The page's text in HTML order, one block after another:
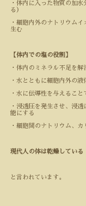
・体内に入った物質の加
る）
・細胞内外のナトリウム
生む
【体内での塩の役割】
・体内のミネラル不足を解
・水とともに細胞内外の液
・水に伝導性を与えるこ
・浸透圧を発生させ、浸
能にする
・細胞間のナトリウム、
現代人の体は乾燥している
と言われています。